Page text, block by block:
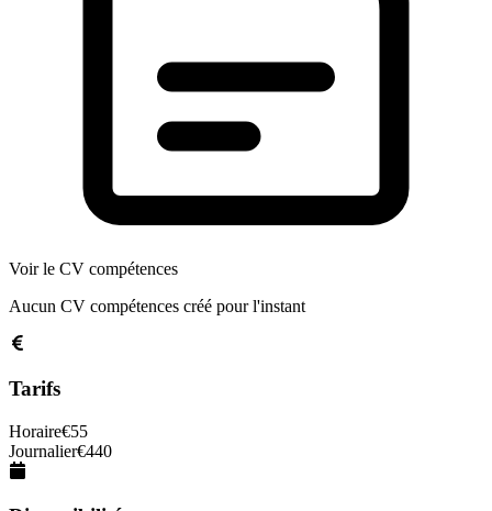
Voir le CV compétences
Aucun CV compétences créé pour l'instant
Tarifs
Horaire€55
Journalier€440